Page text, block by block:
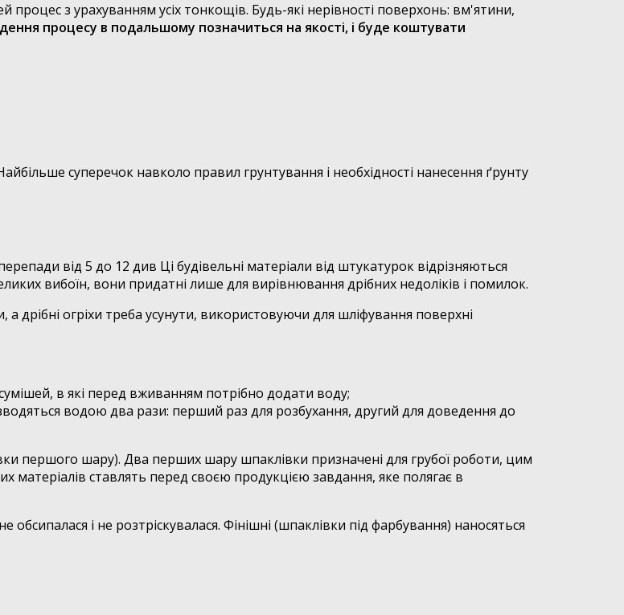
з урахуванням усіх тонкощів. Будь-які нерівності поверхонь: вм'ятини,
процесу в подальшому позначиться на якості, і буде коштувати
суперечок навколо правил грунтування і необхідності нанесення ґрунту
від 5 до 12 див Ці будівельні матеріали від штукатурок відрізняються
вибоїн, вони придатні лише для вирівнювання дрібних недоліків і помилок.
дрібні огріхи треба усунути, використовуючи для шліфування поверхні
в які перед вживанням потрібно додати воду;
водою два рази: перший раз для розбухання, другий для доведення до
першого шару). Два перших шару шпаклівки призначені для грубої роботи, цим
ставлять перед своєю продукцією завдання, яке полягає в
і не розтріскувалася. Фінішні (шпаклівки під фарбування) наносяться